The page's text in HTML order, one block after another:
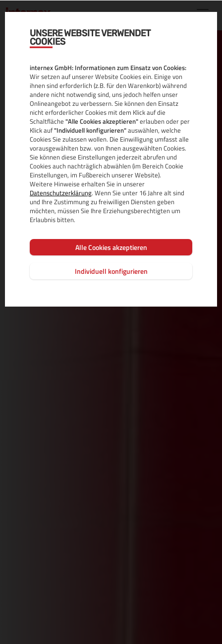
UNSERE WEBSITE VERWENDET
COOKIES
internex GmbH: Informationen zum Einsatz von Cookies:
Wir setzen auf unserer Website Cookies ein. Einige von
ihnen sind erforderlich (z.B. für den Warenkorb) während
andere nicht notwendig sind, uns jedoch helfen unser
Onlineangebot zu verbessern. Sie können den Einsatz
nicht erforderlicher Cookies mit dem Klick auf die
Schaltfläche "Alle Cookies akzeptieren"erlauben oder per
Klick auf"Individuell konfigurieren"auswählen, welche
Cookies Sie zulassen wollen. Die Einwilligung umfasst alle
vorausgewählten bzw. von Ihnen ausgewählten Cookies.
Sie können diese Einstellungen jederzeit abrufen und
Cookies auch nachträglich abwählen (im Bereich Cookie
Einstellungen, im Fußbereich unserer Website).
Weitere Hinweise erhalten Sie in unserer
Datenschutzerklärung. Wenn Sie unter 16 Jahre alt sind
und Ihre Zustimmung zu freiwilligen Diensten geben
möchten, müssen Sie Ihre Erziehungsberechtigten um
Erlaubnis bitten.
Alle Cookies akzeptieren
Individuell konfigurieren
#1 CLOUD MSP
Seit 2005 bringen wir Unternehmen weiter.
internex realisiert seit über 15 Jahren komplexe
Managed Hosting Lösungen für anspruchsvolle
Unternehmen und Businesspartner weltweit in
über 80 Ländern.
MEHR